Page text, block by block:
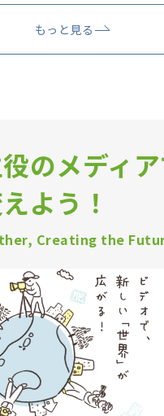
もっと見る
のメディ
よう！
Creating the